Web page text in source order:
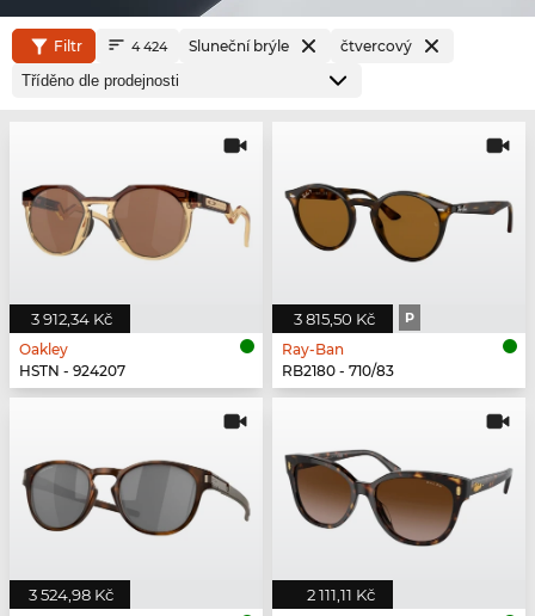
Filtr 4 424 Sluneční brýle čtvercový
3 912,34 Kč
Oakley
HSTN - 924207
3 815,50 Kč P
Ray-Ban
RB2180 - 710/83
3 524,98 Kč 2 111,11 Kč